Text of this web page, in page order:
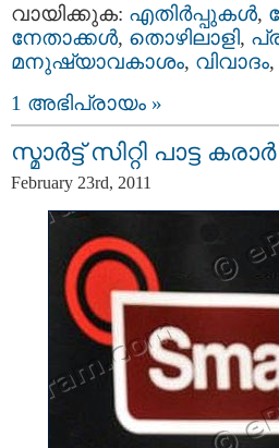
വായിക്കുക: എതിര്‍പ്പുകള്‍,
നേതാക്കള്‍, തൊഴിലാളി,
മനുഷ്യാവകാശം, വിവാദം,
1 അഭിപ്രായം »
സ്മാര്‍ട്ട്‌ സിറ്റി പാട്ട
February 23rd, 2011